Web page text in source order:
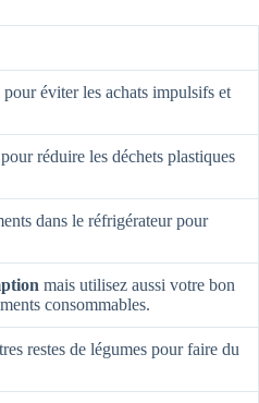
pour éviter les achats impulsifs et
pour réduire les déchets plastiques
dans le réfrigérateur pour
mais utilisez aussi votre bon
consommables.
restes de légumes pour faire du